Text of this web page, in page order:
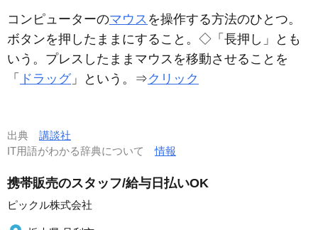
コンピューターのマウス を操作する方法のひとつ。
ボタンを押したままにすること。◇「長押し」とも
いう。プレスしたままマウスを移動させることを
「 ドラッグ」という。⇒クリック
出典 講談社
IT用語がわかる辞典について情報
携帯販売のスタッフ/給与日払いOK
ピックル株式会社